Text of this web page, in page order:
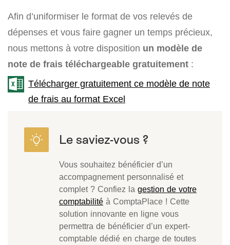
Afin d’uniformiser le format de vos relevés de
dépenses et vous faire gagner un temps précieux,
nous mettons à votre disposition un modèle de
note de frais téléchargeable gratuitement :
Télécharger gratuitement ce modèle de note
de frais au format Excel
Vous souhaitez bénéficier d’un
accompagnement personnalisé et
complet ? Confiez la gestion de votre
comptabilité à ComptaPlace ! Cette
solution innovante en ligne vous
permettra de bénéficier d’un expert-
comptable dédié en charge de toutes